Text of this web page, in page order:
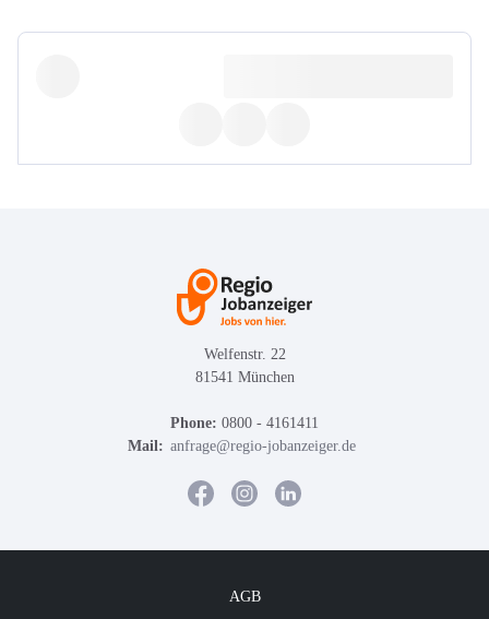
Welfenstr. 22
81541 München
Phone: 0800 - 4161411
Mail: anfrage@regio-jobanzeiger.de
AGB